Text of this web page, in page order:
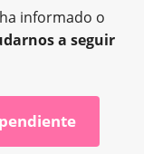
informado o
a seguir